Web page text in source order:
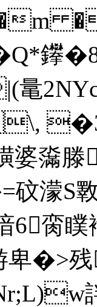
�m
鑻
婆濷
濛S
瞨襱
�>